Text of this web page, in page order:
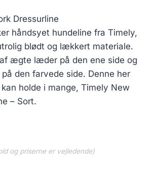
Dressurline
håndsyet hundeline fra Timely,
blødt og lækkert materiale.
ægte læder på den ene side og
den farvede side. Denne her
holde i mange, Timely New
– Sort.
og priserne er vejledende)